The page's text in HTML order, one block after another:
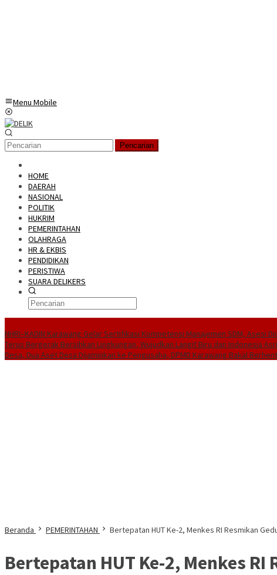
Menu Mobile
Pencarian
HOME
DAERAH
NASIONAL
POLITIK
HUKRIM
PEMERINTAHAN
OLAHRAGA
HR & EKBIS
PENDIDIKAN
PERISTIWA
SUARA DELIKERS
NHRI–KADIN Karawang Gelar Sertifikasi Kompetensi Manajemen SDM, Asesi
Terus Bergerak Bersihkan Lingkungan, Wujudkan Langit Biru dan Indonesia
Desa, Dua Aset Desa Dijaminkan ke Pengusaha, DPMD Karawang Bakal
Beranda PEMERINTAHAN Bertepatan HUT Ke-2, Menkes RI Resmikan
Bertepatan HUT Ke-2, Menkes